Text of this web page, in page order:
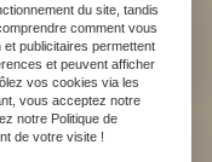
du site, tandis
comment vous
publicitaires permettent
et peuvent afficher
vos cookies via les
vous acceptez notre
notre Politique de
de votre visite !